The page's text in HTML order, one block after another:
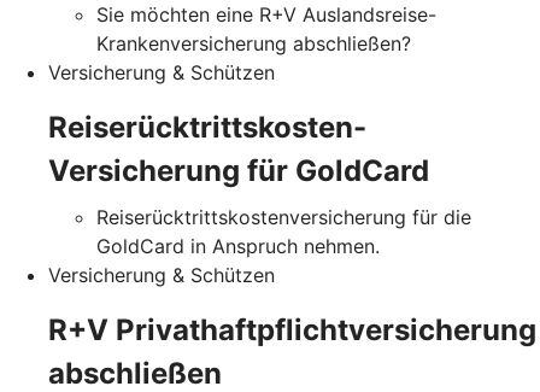
Sie möchten eine R+V Auslandsreise-
Krankenversicherung abschließen?
Versicherung & Schützen
Reiserücktrittskosten-
Versicherung für GoldCard
Reiserücktrittskostenversicherung für die
GoldCard in Anspruch nehmen.
Versicherung & Schützen
R+V Privathaftpflichtversicherung
abschließen